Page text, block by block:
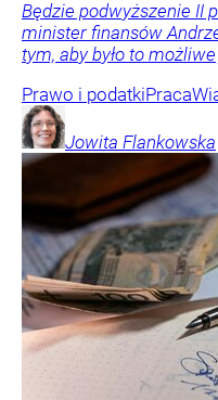
Będzie podwyższenie II
minister finansów
tym, aby było to
Prawo i podatkiPraca
Jowita Flankowska